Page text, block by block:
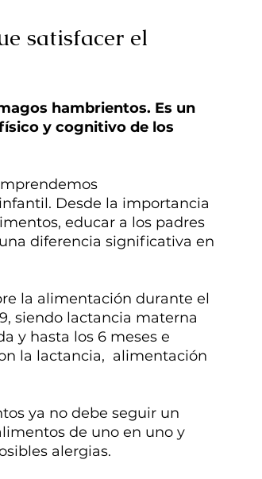
satisfacer el
hambrientos. Es un
y cognitivo de los
Desde la importancia
educar a los padres
diferencia significativa en
la alimentación durante el
siendo lactancia materna
y hasta los 6 meses e
la lactancia,  alimentación
ya no debe seguir un
de uno en uno y
alergias.